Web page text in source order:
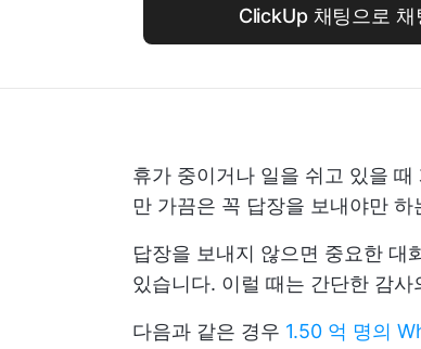
ClickUp 채팅으로
휴가 중이거나 일을 쉬고 있을
만 가끔은 꼭 답장을 보내야만
답장을 보내지 않으면 중요한 대
있습니다. 이럴 때는 간단한 감
다음과 같은 경우 1.50 억 명의